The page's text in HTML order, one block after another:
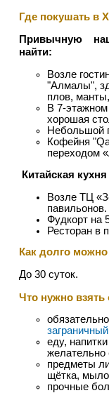
Где покушать в
Привычную
найти:
Возле
"Алмалы",
плов,
В 7-
хорошая
Небольшой
Кофейня
переходом
Китайская
Возле ТЦ
павильонов.
Фудкорт на
Ресторан в
Как долго
До 30 суток.
Что нужно взять
еду,
желательно
предметы
щётка,
прочные